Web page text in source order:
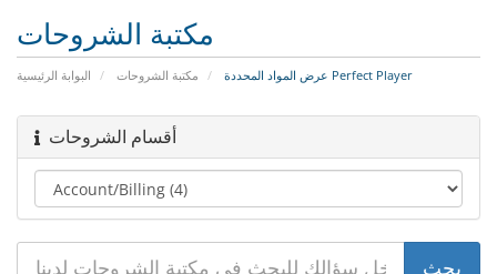
مكتبة الشروحات
البوابة الرئيسية مكتبة الشروحات عرض المواد المحددة Perfect Player
أقسام الشروحات